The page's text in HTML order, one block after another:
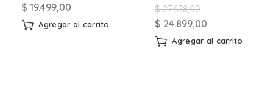
$ 19.499,00
Agregar al carrito
$27.638,00
$ 24.899,00
Agregar al carrito